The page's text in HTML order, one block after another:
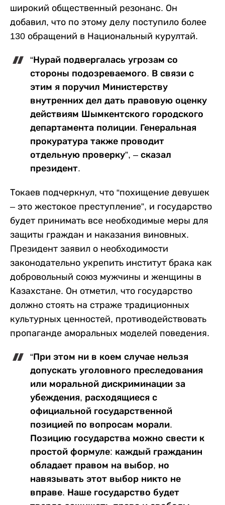
широкий общественный резонанс. Он
добавил, что по этому делу поступило более
130 обращений в Национальный курултай.
“Нурай подвергалась угрозам со
стороны подозреваемого. В связи с
этим я поручил Министерству
внутренних дел дать правовую оценку
действиям Шымкентского городского
департамента полиции. Генеральная
прокуратура также проводит
отдельную проверку”, – сказал
президент.
Токаев подчеркнул, что “похищение девушек
– это жестокое преступление”, и государство
будет принимать все необходимые меры для
защиты граждан и наказания виновных.
Президент заявил о необходимости
законодательно укрепить институт брака как
добровольный союз мужчины и женщины в
Казахстане. Он отметил, что государство
должно стоять на страже традиционных
культурных ценностей, противодействовать
пропаганде аморальных моделей поведения.
“При этом ни в коем случае нельзя
допускать уголовного преследования
или моральной дискриминации за
убеждения, расходящиеся с
официальной государственной
позицией по вопросам морали.
Позицию государства можно свести к
простой формуле: каждый гражданин
обладает правом на выбор, но
навязывать этот выбор никто не
вправе. Наше государство будет